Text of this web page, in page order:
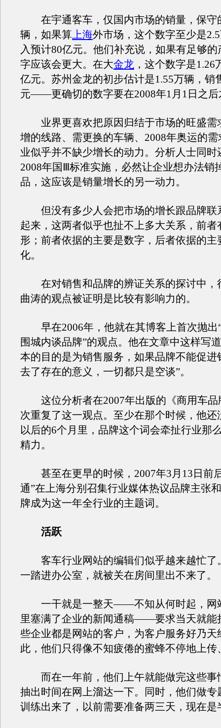
在宇通客车，仅国内市场的销量，保守
辆，如果算上海外市场，这个数字至少是
入预计80亿元。他们补充说，如果有足够
字应该会更大。在大金龙 ，这个数字是1.26
亿元。苏州金龙的初步估计是1.55万辆，销
元——更确切的数字要在2008年1月1日之后
业界更喜欢把原因归结于市场的旺盛需
增的线路、需更换的车辆、2008年奥运的
业似乎并不缺少增长的动力。分析人士同时
2008年国Ⅲ标准实施，必然让企业想办法销
品，这应该是销量增长的另一动力。
但没有多少人会把市场的增长跟品牌联
起来，这两者似乎也扯不上多大关系，前者
形；前者依据的主要是数字，后者依据的主
化。
在对销售和品牌的辨证关系的探讨中，
曲涛的观点被证明是比较有影响力的。
早在2006年，他就在其博客上首次抛出
围城内谈品牌”的观点。他在文章中这样写
本的目的是为销售服务，如果品牌不能促进
去了存在的意义，一切都只是空谈”。
这位分析者在2007年出版的《商用车品
次重复了这一观点。至少在那个时候，他还
以后的6个月里，品牌这个词会牵扯行业那
精力。
甚至在更早的时候，2007年3月13日前
通”在上海分别召集行业媒体热议品牌主张
牌成为这一年全行业的主题词。
活跃
客车行业网站的编辑们似乎越来越忙了
一踏进办公室，就被关在房间里出不来了。
一干就是一整天——不知从何时起，网
里塞满了企业的新闻通稿——要求当天就能
些企业都是网站的客户，为客户服务好乃天
此，他们只得像不知疲倦的蜜蜂不停地上传
而在一年前，他们上午就能做完这些事
抽出时间在网上溜达一下。同时，他们做专
训练出来了，以前需要准备两三天，现在是